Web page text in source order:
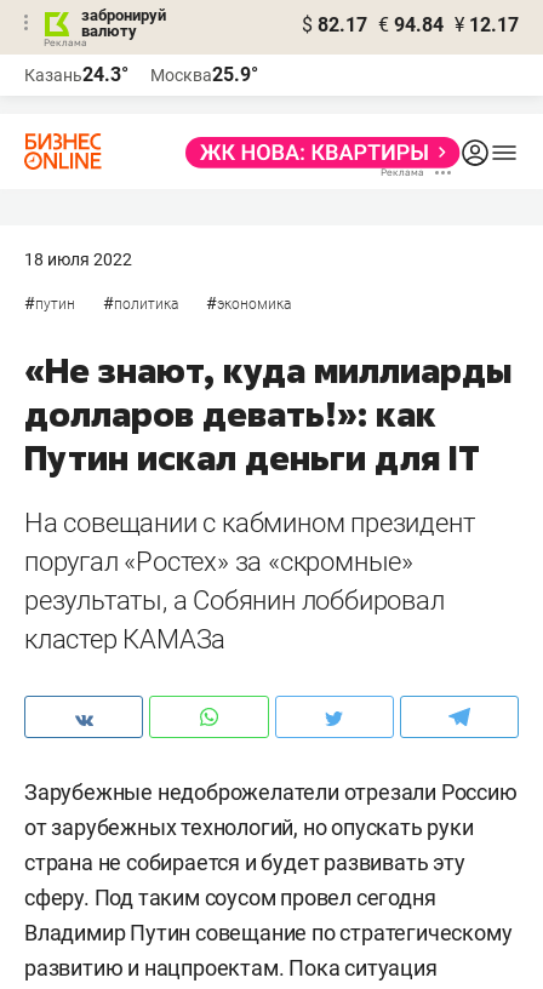
забронируй
валюту
$ 82.17 € 94.84 ¥ 12.17
Казань24.3° Москва25.9°
18 июля 2022
#путин #политика #экономика
«Не знают, куда миллиарды
долларов девать!»: как
Путин искал деньги для IT
На совещании с кабмином президент
поругал «Ростех» за «скромные»
результаты, а Собянин лоббировал
кластер КАМАЗа
Зарубежные недоброжелатели отрезали Россию
от зарубежных технологий, но опускать руки
страна не собирается и будет развивать эту
сферу. Под таким соусом провел сегодня
Владимир Путин совещание по стратегическому
развитию и нацпроектам. Пока ситуация